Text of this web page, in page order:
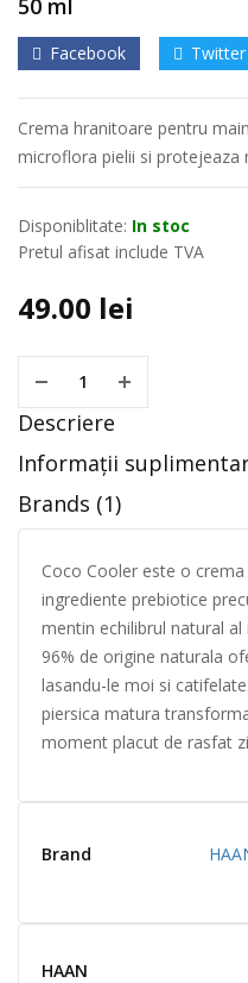
Facebook Twitter
Crema hranitoare pentru
microflora pielii si protejeaza
Disponiblitate: In stoc
Pretul afisat include TVA
49.00 lei
Descriere
Informații
Brands (1)
Coco Cooler este o
ingrediente prebiotice
mentin echilibrul natural
96% de origine naturala
lasandu-le moi si
piersica matura
moment placut de rasfat
Brand
HAAN